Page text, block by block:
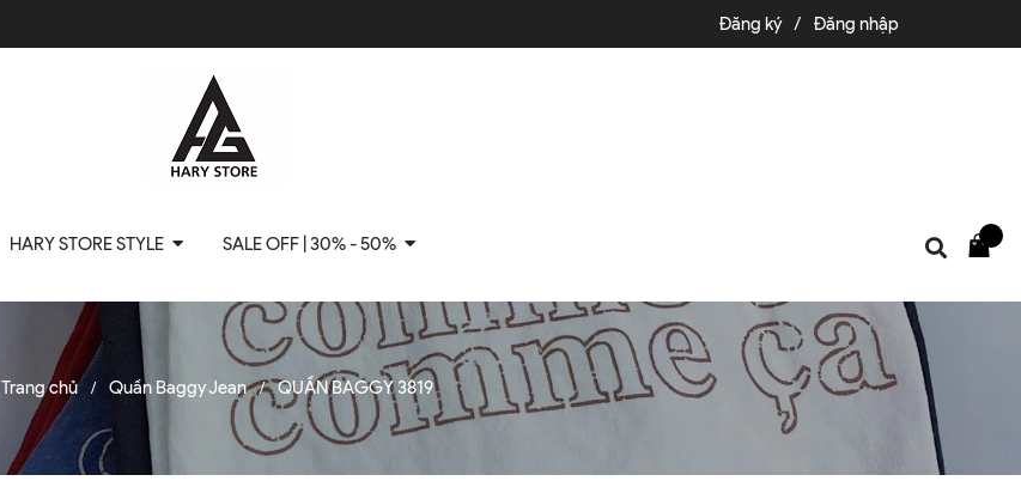
Đăng ký / Đăng nhập
HARY STORE STYLE SALE OFF | 30% - 50%
Trang chủ / Quần Baggy Jean / QUẦN BAGGY 3819